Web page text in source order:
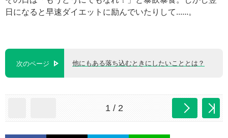
日になると早速ダイエットに励んでいたりして......。
次のページ 他にもある落ち込むときにしたいこととは？
1 / 2